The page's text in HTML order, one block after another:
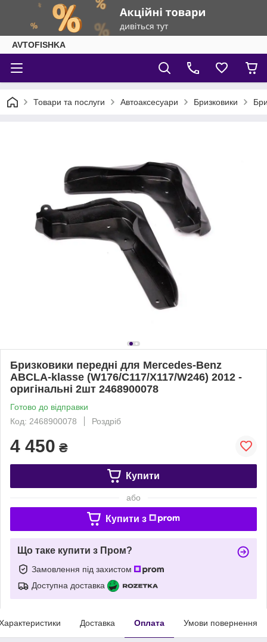
AVTOFISHKA
Товари та послуги Автоаксесуари Бризковики
Бризковики передні для Mercedes-Benz
ABCLA-klasse (W176/C117/X117/W246) 2012 -
оригінальні 2шт 2468900078
Готово до відправки
Код: 2468900078
Роздріб
4 450 ₴
Купити
або
Купити з
Що таке купити з Пром?
Замовлення під захистом
Доступна доставка
Доставка Оплата Умови повернення